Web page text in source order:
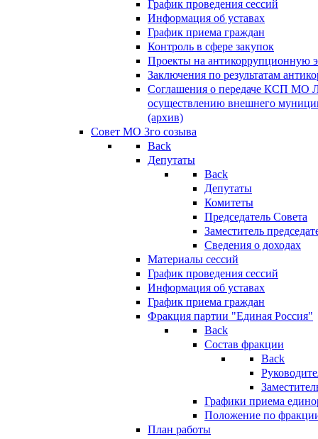
График проведения сессий
Информация об уставах
График приема граждан
Контроль в сфере закупок
Проекты на антикоррупционную
Заключения по результатам
Соглашения о передаче КСП МО
осуществлению внешнего
(архив)
Совет МО 3го созыва
Back
Депутаты
Back
Депутаты
Комитеты
Председатель Совета
Заместитель
Сведения о доходах
Материалы сессий
График проведения сессий
Информация об уставах
График приема граждан
Фракция партии "Единая Россия"
Back
Состав фракции
Back
Графики приема
Положение по
План работы